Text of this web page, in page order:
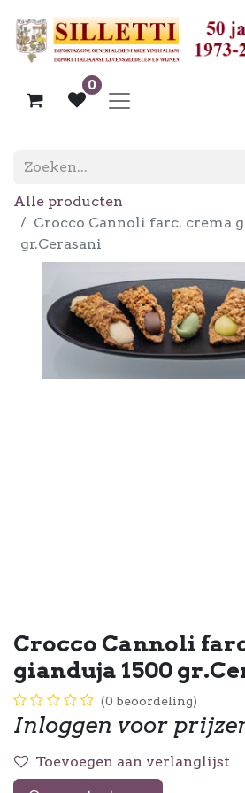
0
Alle producten
Crocco Cannoli farc. crema
gr.Cerasani
Crocco Cannoli
gianduja 1500
(0 beoordeling)
Inloggen voor
Toevoegen aan verlanglijst